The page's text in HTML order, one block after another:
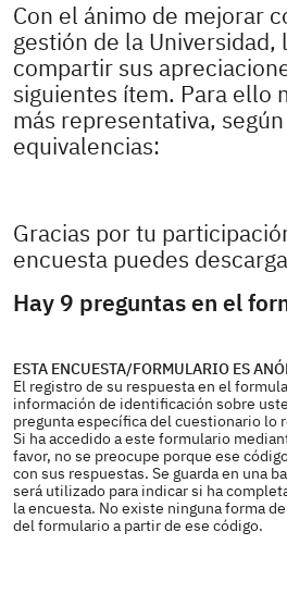
Con el ánimo de mejorar
gestión de la Universidad,
compartir sus
siguientes ítem. Para ello
más representativa,
equivalencias:
Gracias por tu
encuesta puedes
Hay 9 preguntas en el
ESTA ENCUESTA/FORMULARIO ES
El registro de su respuesta en el
información de identificación sobre
pregunta específica del cuestionario lo
Si ha accedido a este formulario
favor, no se preocupe porque ese
con sus respuestas. Se guarda en una
será utilizado para indicar si ha
la encuesta. No existe ninguna forma
del formulario a partir de ese código.